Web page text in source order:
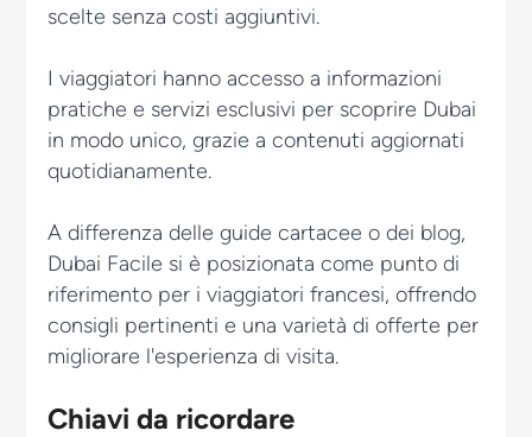
scelte senza costi aggiuntivi.
I viaggiatori hanno accesso a informazioni
pratiche e servizi esclusivi per scoprire Dubai
in modo unico, grazie a contenuti aggiornati
quotidianamente.
A differenza delle guide cartacee o dei blog,
Dubai Facile si è posizionata come punto di
riferimento per i viaggiatori francesi, offrendo
consigli pertinenti e una varietà di offerte per
migliorare l'esperienza di visita.
Chiavi da ricordare